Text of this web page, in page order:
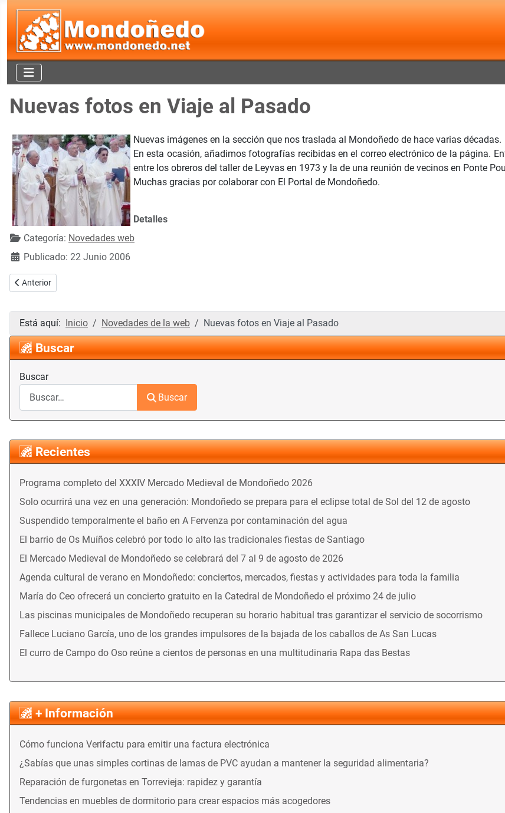
Nuevas fotos en Viaje al Pasado
Nuevas imágenes en la sección que nos traslada al Mondoñedo de hace varias décadas.
En esta ocasión, añadimos fotografías recibidas en el correo electrónico de la página.
entre los obreros del taller de Leyvas en 1973 y la de una reunión de vecinos en Ponte
Muchas gracias por colaborar con El Portal de Mondoñedo.
Detalles
Categoría: Novedades web
Publicado: 22 Junio 2006
Artículo anterior: Las fotos del Mercado Medieval
Anterior
Está aquí: Inicio Novedades de la web Nuevas fotos en Viaje al Pasado
Buscar
Buscar
Buscar
Recientes
Programa completo del XXXIV Mercado Medieval de Mondoñedo 2026
Solo ocurrirá una vez en una generación: Mondoñedo se prepara para el eclipse total de Sol del 12 de agosto
Suspendido temporalmente el baño en A Fervenza por contaminación del agua
El barrio de Os Muíños celebró por todo lo alto las tradicionales fiestas de Santiago
El Mercado Medieval de Mondoñedo se celebrará del 7 al 9 de agosto de 2026
Agenda cultural de verano en Mondoñedo: conciertos, mercados, fiestas y actividades para toda la familia
María do Ceo ofrecerá un concierto gratuito en la Catedral de Mondoñedo el próximo 24 de julio
Las piscinas municipales de Mondoñedo recuperan su horario habitual tras garantizar el servicio de socorrismo
Fallece Luciano García, uno de los grandes impulsores de la bajada de los caballos de As San Lucas
El curro de Campo do Oso reúne a cientos de personas en una multitudinaria Rapa das Bestas
+ Información
Cómo funciona Verifactu para emitir una factura electrónica
¿Sabías que unas simples cortinas de lamas de PVC ayudan a mantener la seguridad alimentaria?
Reparación de furgonetas en Torrevieja: rapidez y garantía
Tendencias en muebles de dormitorio para crear espacios más acogedores